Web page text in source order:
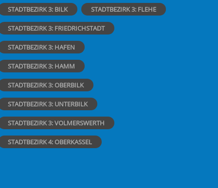
STADTBEZIRK 3: BILK STADTBEZIRK 3: FLEHE
STADTBEZIRK 3: FRIEDRICHSTADT
STADTBEZIRK 3: HAFEN
STADTBEZIRK 3: HAMM
STADTBEZIRK 3: OBERBILK
STADTBEZIRK 3: UNTERBILK
STADTBEZIRK 3: VOLMERSWERTH
STADTBEZIRK 4: OBERKASSEL